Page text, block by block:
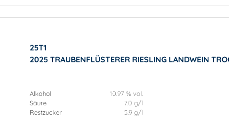
25T1
2025 TRAUBENFLÜSTERER RIESLING LANDWEIN
Alkohol
10.97 % vol.
Säure
7.0 g/l
Restzucker
5.9 g/l